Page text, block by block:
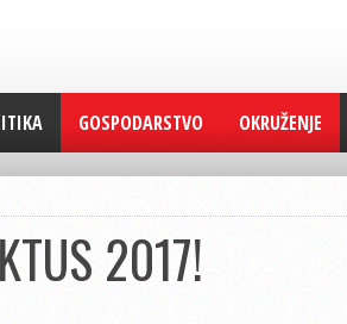
GOSPODARSTVO OKRUŽENJE
2017!